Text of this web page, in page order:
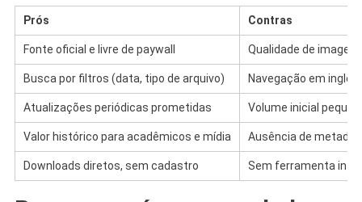
Prós Contras
Fonte oficial e livre de paywall Qualidade de
Busca por filtros (data, tipo de arquivo) Navegação em
Atualizações periódicas prometidas Volume inicial
Valor histórico para acadêmicos e mídia Ausência de
Downloads diretos, sem cadastro Sem ferramenta